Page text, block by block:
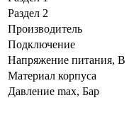
Раздел 2
Производитель
Подключение
Напряжение питания, В
Материал корпуса
Давление max, Бар